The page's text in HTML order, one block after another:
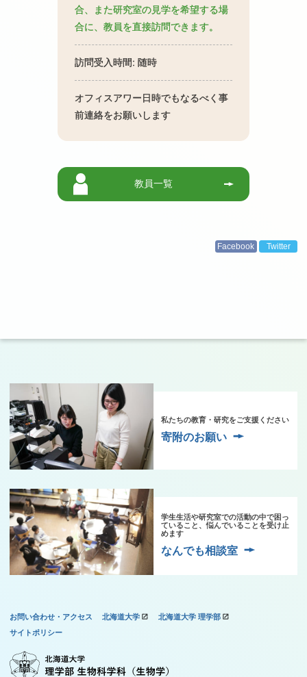
合、また研究室の見学を希望する場
合に、教員を直接訪問できます。
訪問受入時間: 随時
オフィスアワー日時でもなるべく事
前連絡をお願いします
教員一覧
Facebook Twitter
私たちの教育・研究をご支援ください
寄附のお願い
学生生活や研究室での活動の中で困っ
ていること、悩んでいることを受け止
めます
なんでも相談室
お問い合わせ・アクセス 北海道大学
北海道大学 理学部
サイトポリシー